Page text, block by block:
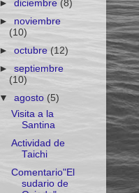
►diciembre(8)
► noviembre
(10)
►octubre(12)
►septiembre
(10)
▼agosto(5)
Visita a la
Santina
Actividad de
Taichi
Comentario"El
sudario de